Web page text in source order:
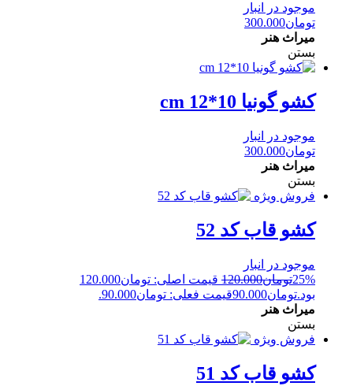
موجود در انبار
تومان300.000
میراث هنر
بستن
کشو گونیا 10*12 cm
موجود در انبار
تومان300.000
میراث هنر
بستن
فروش ویژه
کشو قاب کد 52
موجود در انبار
25%تومان120.000
قیمت اصلی: تومان120.000
بود.تومان90.000قیمت فعلی: تومان90.000.
میراث هنر
بستن
فروش ویژه
کشو قاب کد 51